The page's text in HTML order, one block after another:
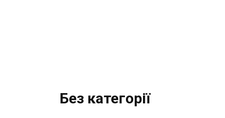
Без категорії